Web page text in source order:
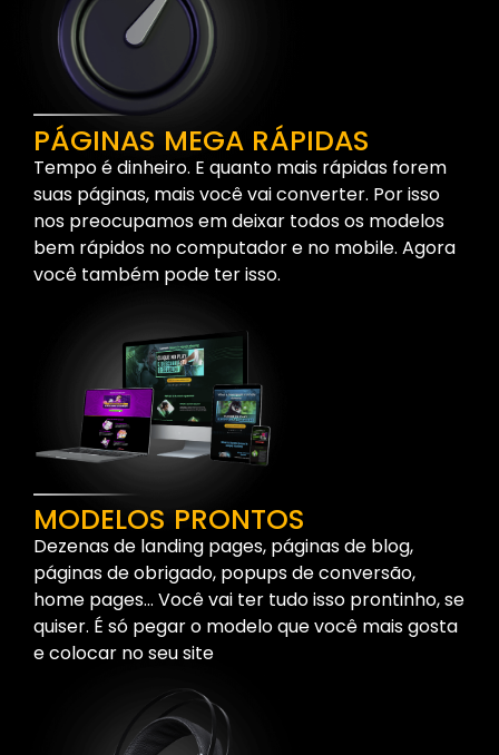
PÁGINAS MEGA RÁPIDAS
Tempo é dinheiro. E quanto mais rápidas forem
suas páginas, mais você vai converter. Por isso
nos preocupamos em deixar todos os modelos
bem rápidos no computador e no mobile. Agora
você também pode ter isso.
MODELOS PRONTOS
Dezenas de landing pages, páginas de blog,
páginas de obrigado, popups de conversão,
home pages… Você vai ter tudo isso prontinho, se
quiser. É só pegar o modelo que você mais gosta
e colocar no seu site